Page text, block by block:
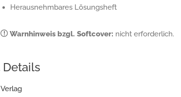
Herausnehmbares Lösungsheft
Warnhinweis bzgl. Softcover: nicht erforderlich.
Details
Verlag